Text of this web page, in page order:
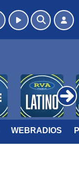
WEBRADIOS